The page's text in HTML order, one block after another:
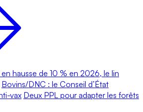
hausse de 10 % en 2026, le lin
Bovins/DNC : le Conseil d’État
vax Deux PPL pour adapter les forêts